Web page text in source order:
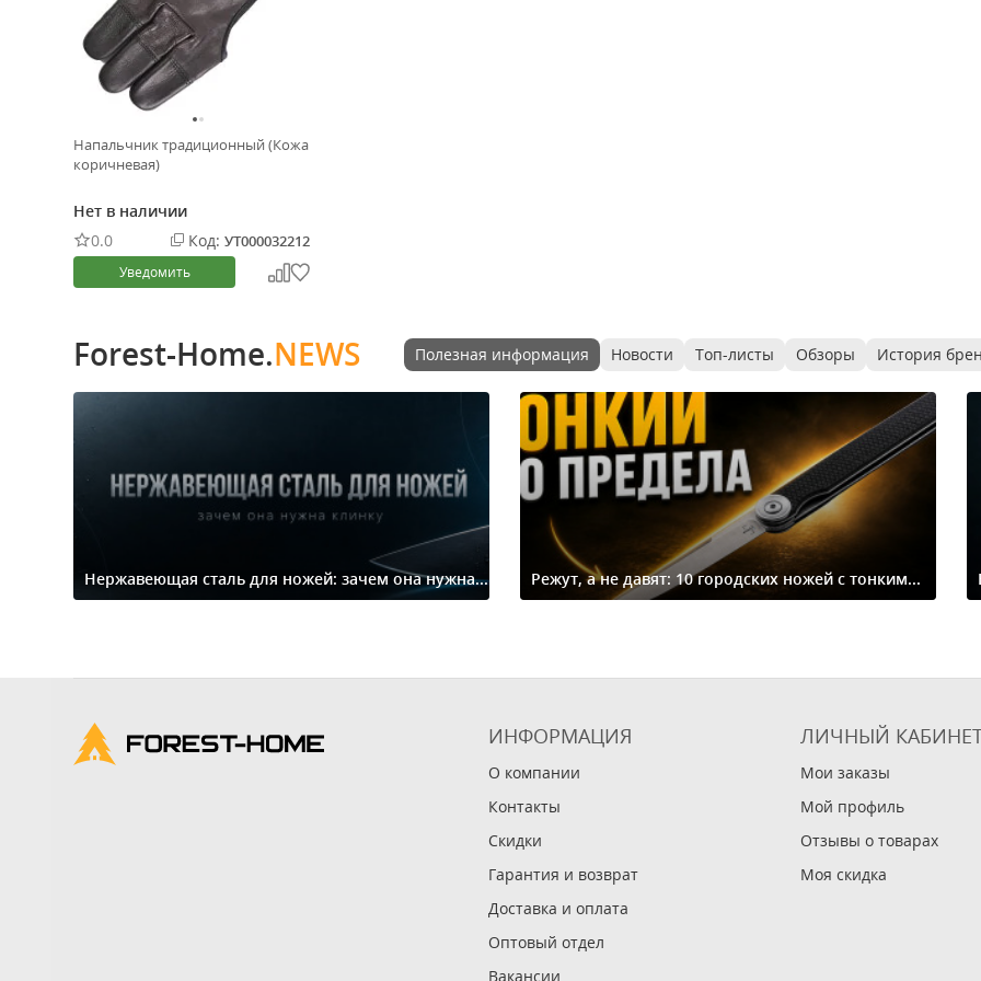
Напальчник традиционный (Кожа
коричневая)
Нет в наличии
0.0
Код: УТ000032212
Уведомить
Forest-Home.NEWS Полезная информация Новости Топ-листы Обзоры История
Нержавеющая сталь для ножей: зачем она нужна... Режут, а не давят: 10 городских ножей с тонким...
ИНФОРМАЦИЯ
О компании
Контакты
Скидки
Гарантия и возврат
Доставка и оплата
Оптовый отдел
Вакансии
ЛИЧНЫЙ
Мои заказы
Мой профиль
Отзывы о товарах
Моя скидка